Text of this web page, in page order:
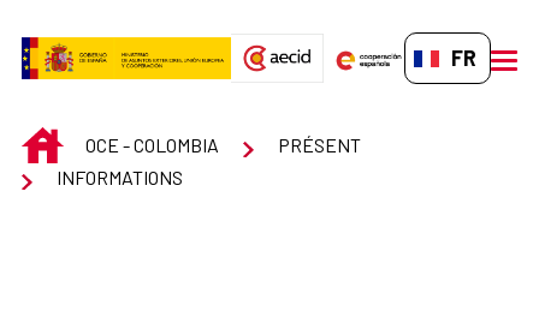
FR-FR
INICIOOCE - COLOMBIA
PRÉSENT
INFORMATIONS